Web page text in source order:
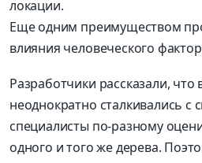
локации.
Еще одним преимуществом
влияния человеческого
Разработчики рассказали, что
неоднократно сталкивались с
специалисты по-разному
одного и того же дерева.